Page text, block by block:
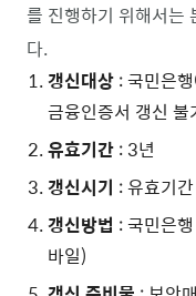
를 진행하기 위해서는
다.
갱신대상 : 국민은
금융인증서 갱신 불
유효기간 : 3년
갱신시기 : 유효기
갱신방법 : 국민은
바일)